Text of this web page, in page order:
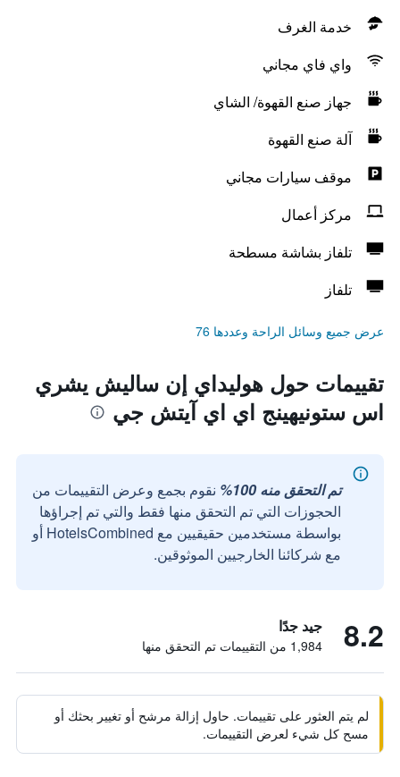
خدمة الغرف
واي فاي مجاني
جهاز صنع القهوة/ الشاي
آلة صنع القهوة
موقف سيارات مجاني
مركز أعمال
تلفاز بشاشة مسطحة
تلفاز
عرض جميع وسائل الراحة وعددها 76
تقييمات حول هوليداي إن ساليش يشري
اس ستونيهينج اي اي آيتش جي
تم التحقق منه 100%
نقوم بجمع وعرض التقييمات من
الحجوزات التي تم التحقق منها فقط والتي تم إجراؤها
بواسطة مستخدمين حقيقيين مع HotelsCombined أو
مع شركائنا الخارجيين الموثوقين.
8.2 جيد جدًا
1,984 من التقييمات تم التحقق منها
لم يتم العثور على تقييمات. حاول إزالة مرشح أو تغيير بحثك أو
مسح كل شيء لعرض التقييمات.